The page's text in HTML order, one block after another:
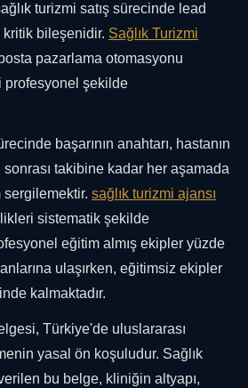
turizmi satış sürecinde lead
kritik bileşenidir. Sağlık Turizmi
pazarlama otomasyonu
profesyonel şekilde
başarının anahtarı, hastanın
takibine kadar her aşamada
sergilemektir. sağlık turizmi ajansı
sistematik şekilde
eğitim almış ekipler yüzde
ulaşırken, eğitimsiz ekipler
kalmaktadır.
Türkiye'de uluslararası
yasal ön koşuludur. Sağlık
bu belge, kliniğin altyapı,